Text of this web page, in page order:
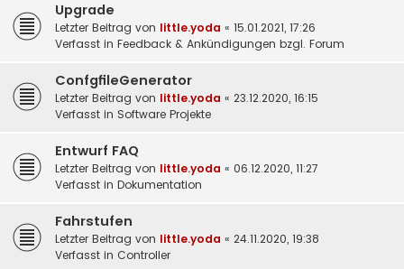
Upgrade
Letzter Beitrag von little.yoda « 15.01.2021, 17:26
Verfasst in Feedback & Ankündigungen bzgl. Forum
ConfgfileGenerator
Letzter Beitrag von little.yoda « 23.12.2020, 16:15
Verfasst in Software Projekte
Entwurf FAQ
Letzter Beitrag von little.yoda « 06.12.2020, 11:27
Verfasst in Dokumentation
Fahrstufen
Letzter Beitrag von little.yoda « 24.11.2020, 19:38
Verfasst in Controller